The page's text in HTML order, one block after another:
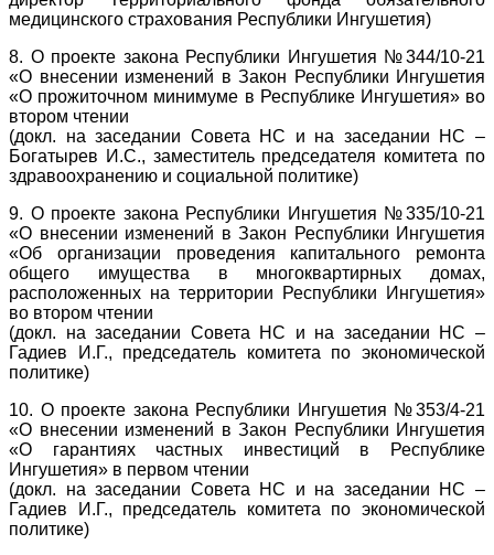
медицинского страхования Республики Ингушетия)
8. О проекте закона Республики Ингушетия №344/10-21
«О внесении изменений в Закон Республики Ингушетия
«О прожиточном минимуме в Республике Ингушетия» во
втором чтении
(докл. на заседании Совета НС и на заседании НС –
Богатырев И.С., заместитель председателя комитета по
здравоохранению и социальной политике)
9. О проекте закона Республики Ингушетия №335/10-21
«О внесении изменений в Закон Республики Ингушетия
«Об организации проведения капитального ремонта
общего имущества в многоквартирных домах,
расположенных на территории Республики Ингушетия»
во втором чтении
(докл. на заседании Совета НС и на заседании НС –
Гадиев И.Г., председатель комитета по экономической
политике)
10. О проекте закона Республики Ингушетия №353/4-21
«О внесении изменений в Закон Республики Ингушетия
«О гарантиях частных инвестиций в Республике
Ингушетия» в первом чтении
(докл. на заседании Совета НС и на заседании НС –
Гадиев И.Г., председатель комитета по экономической
политике)